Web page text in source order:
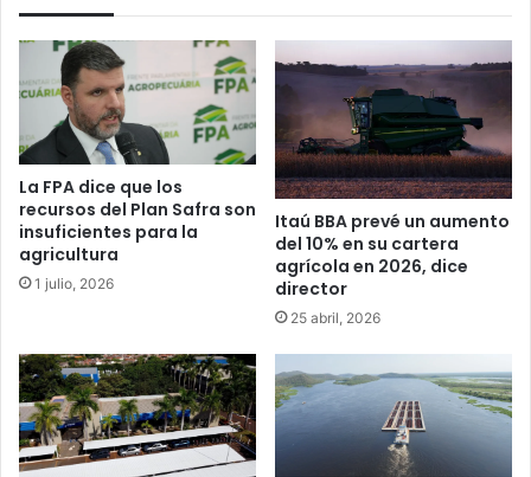
La FPA dice que los
recursos del Plan Safra son
insuficientes para la
agricultura
1 julio, 2026
Itaú BBA prevé un aumento
del 10% en su cartera
agrícola en 2026, dice
director
25 abril, 2026